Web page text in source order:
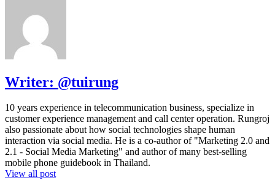
Writer: @tuirung
10 years experience in telecommunication business, specialize in
customer experience management and call center operation. Rungroj
also passionate about how social technologies shape human
interaction via social media. He is a co-author of "Marketing 2.0 and
2.1 - Social Media Marketing" and author of many best-selling
mobile phone guidebook in Thailand.
View all post